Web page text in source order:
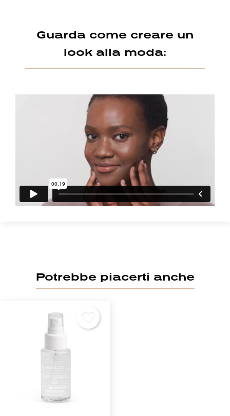
Guarda come creare un
look alla moda:
Potrebbe piacerti anche